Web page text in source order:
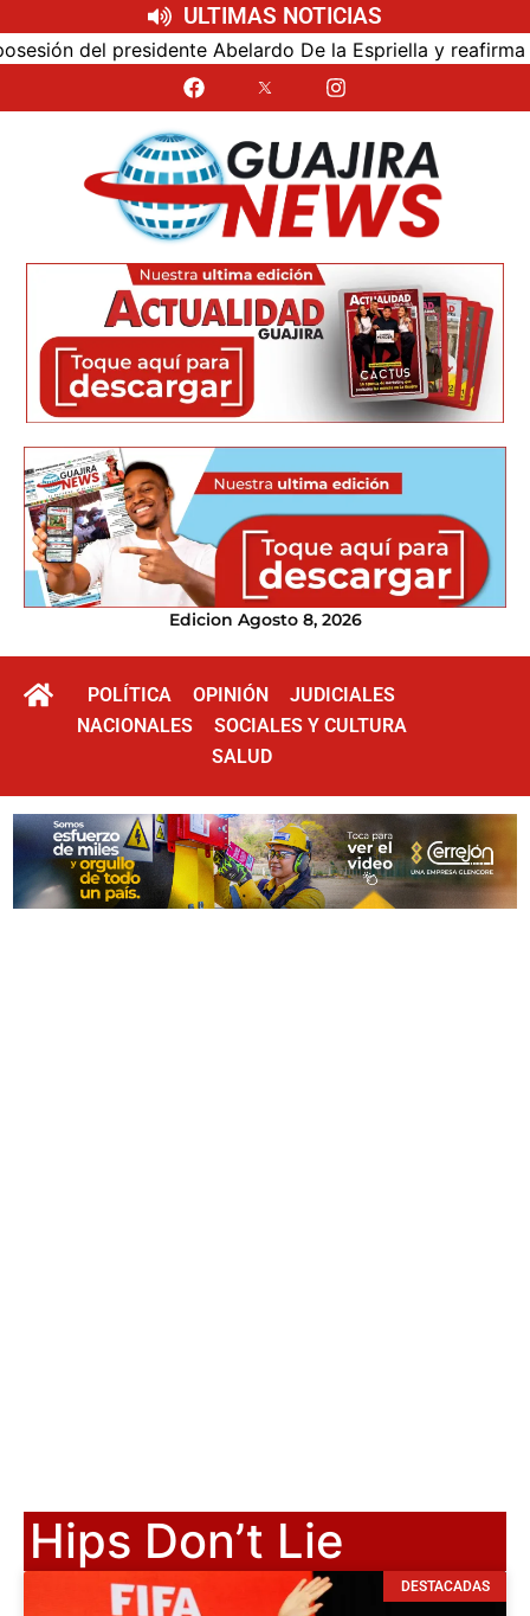
ULTIMAS NOTICIAS
del presidente Abelardo De la Espriella y reafirma su
Edicion Agosto 8, 2026
POLÍTICA OPINIÓN
JUDICIALES
NACIONALES
SOCIALES Y CULTURA
SALUD
Hips Don’t Lie
DESTACADAS